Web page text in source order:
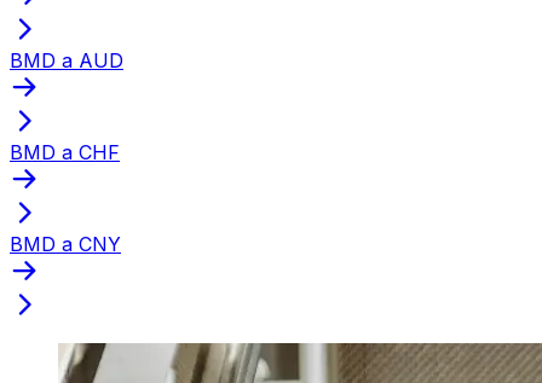
BMD a AUD
BMD a CHF
BMD a CNY